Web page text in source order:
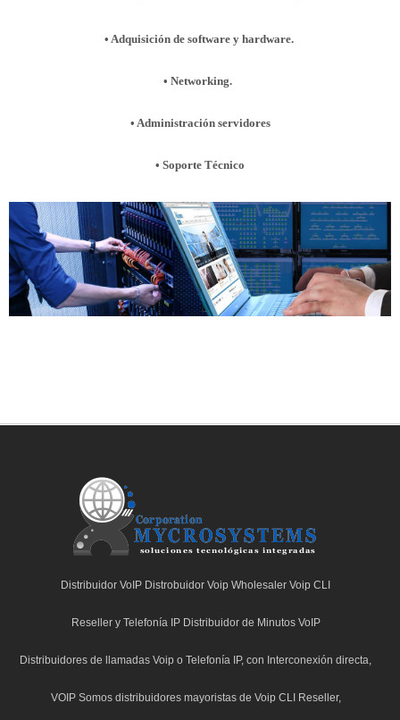
• Adquisición de software y hardware.
• Networking.
• Administración servidores
• Soporte Técnico
Distribuidor VoIP Distrobuidor Voip Wholesaler Voip CLI
Reseller y Telefonía IP Distribuidor de Minutos VoIP
Distribuidores de llamadas Voip o Telefonía IP, con Interconexión directa,
VOIP Somos distribuidores mayoristas de Voip CLI Reseller,